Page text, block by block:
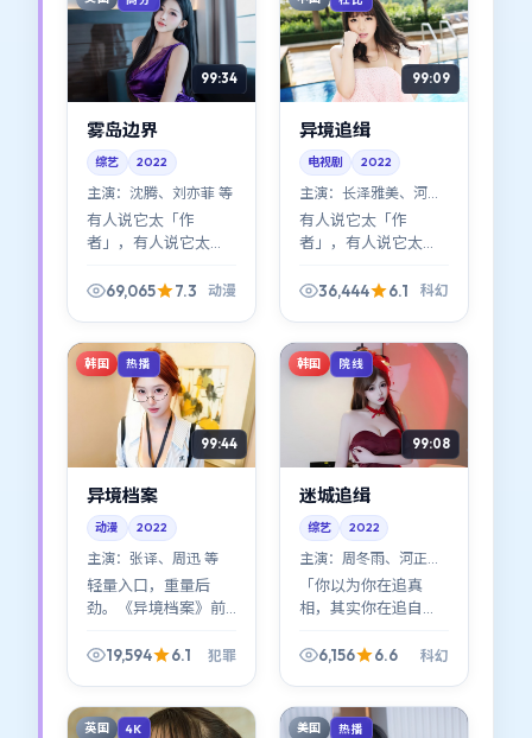
99:34
雾岛边界
综艺 2022
主演： 沈腾、刘亦菲 等
有人说它太「作
者」，有人说它太
盾。《雾岛边界》在
衡点。
69,065 7.3 动漫
99:09
异境追缉
电视剧 2022
主演： 长泽雅美、河正
宇 等
有人说它太「作
者」，有人说它太
盾。《异境追缉》在
衡点。
36,444 6.1 科幻
韩国 热播
99:44
异境档案
动漫 2022
主演： 张译、周迅 等
轻量入口，重量后
劲。《异境档案》前
诗缩印；犯罪标签贴
题。
19,594 6.1 犯罪
韩国 院线
99:08
迷城追缉
综艺 2022
主演： 周冬雨、河正宇
等「你以为你在追真
相，其实你在追自
的科幻设定服务于这
忍。
6,156 6.6 科幻
英国 4K 美国 热播